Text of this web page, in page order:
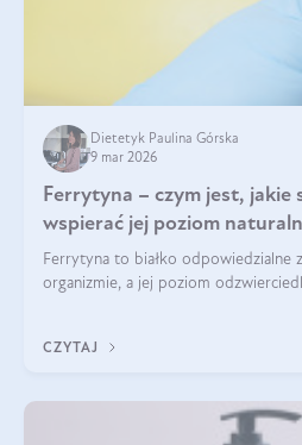
Dietetyk Paulina Górska
9 mar 2026
Ferrytyna – czym jest, jakie
wspierać jej poziom
Ferrytyna to białko odpowiedzialne
organizmie, a jej poziom
funkcjonowanie (
CZYTAJ